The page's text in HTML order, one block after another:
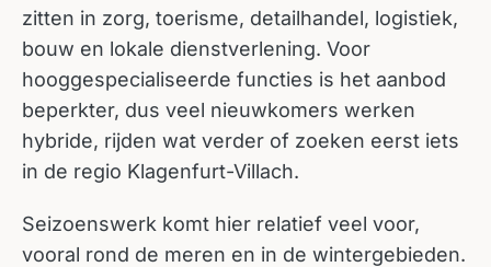
zitten in zorg, toerisme, detailhandel, logistiek,
bouw en lokale dienstverlening. Voor
hooggespecialiseerde functies is het aanbod
beperkter, dus veel nieuwkomers werken
hybride, rijden wat verder of zoeken eerst iets
in de regio Klagenfurt-Villach.
Seizoenswerk komt hier relatief veel voor,
vooral rond de meren en in de wintergebieden.